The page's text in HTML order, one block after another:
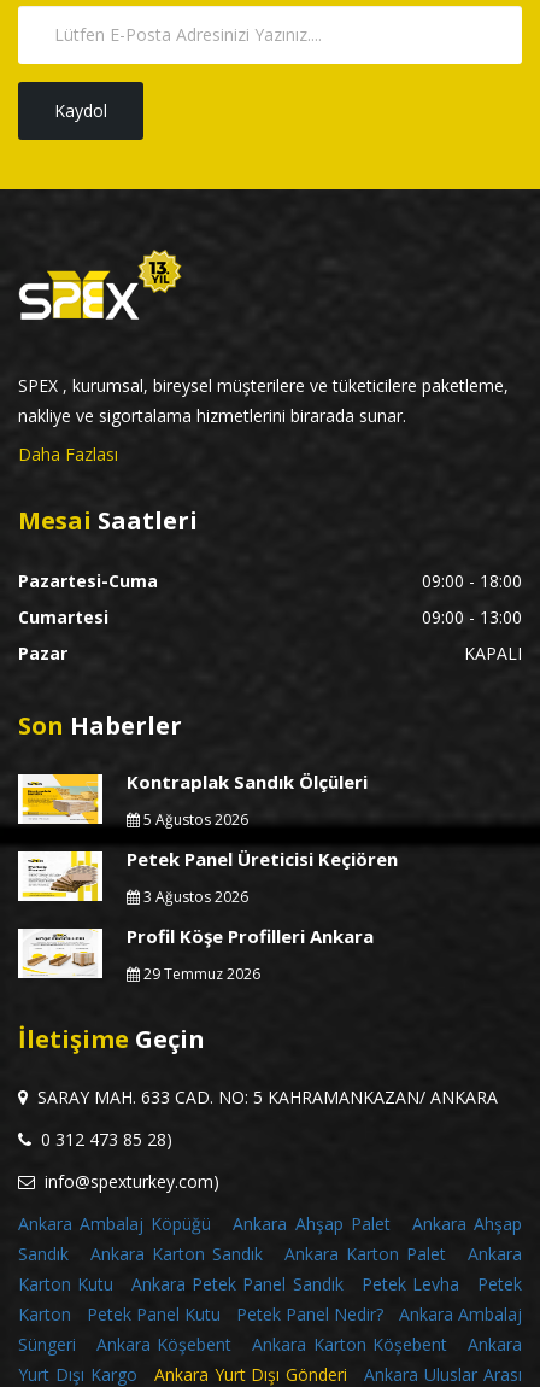
Kaydol
SPEX , kurumsal, bireysel müşterilere ve tüketicilere paketleme,
nakliye ve sigortalama hizmetlerini birarada sunar.
Daha Fazlası
Mesai Saatleri
Pazartesi-Cuma
09:00 - 18:00
Cumartesi
09:00 - 13:00
Pazar
KAPALI
Son Haberler
Kontraplak Sandık Ölçüleri
5 Ağustos 2026
Petek Panel Üreticisi Keçiören
3 Ağustos 2026
Profil Köşe Profilleri Ankara
29 Temmuz 2026
İletişime Geçin
SARAY MAH. 633 CAD. NO: 5 KAHRAMANKAZAN/ ANKARA
0 312 473 85 28)
info@spexturkey.com)
Ankara Ambalaj Köpüğü
Ankara Ahşap Palet
Ankara Ahşap
Sandık
Ankara Karton Sandık Ankara Karton Palet
Ankara
Karton Kutu
Ankara Petek Panel Sandık Petek Levha
Petek
Karton
Petek Panel Kutu Petek Panel Nedir?
Ankara Ambalaj
Süngeri
Ankara Köşebent Ankara Karton Köşebent
Ankara
Yurt Dışı Kargo Ankara Yurt Dışı GönderiAnkara Uluslar Arası